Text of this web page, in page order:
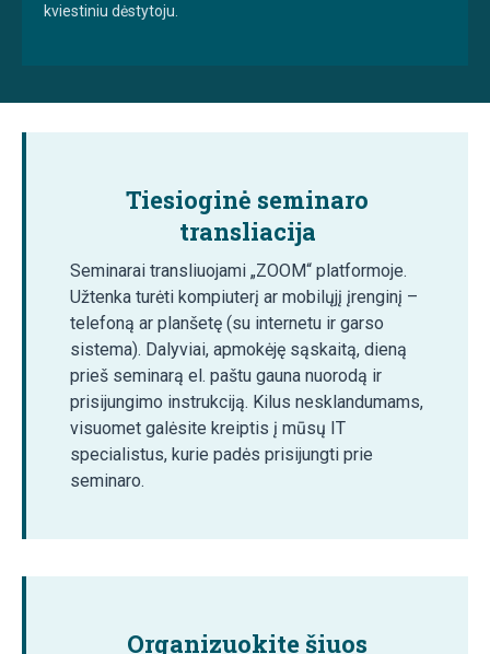
kviestiniu dėstytoju.
Tiesioginė seminaro
transliacija
Seminarai transliuojami „ZOOM“ platformoje.
Užtenka turėti kompiuterį ar mobilųjį įrenginį –
telefoną ar planšetę (su internetu ir garso
sistema). Dalyviai, apmokėję sąskaitą, dieną
prieš seminarą el. paštu gauna nuorodą ir
prisijungimo instrukciją. Kilus nesklandumams,
visuomet galėsite kreiptis į mūsų IT
specialistus, kurie padės prisijungti prie
seminaro.
Organizuokite šiuos